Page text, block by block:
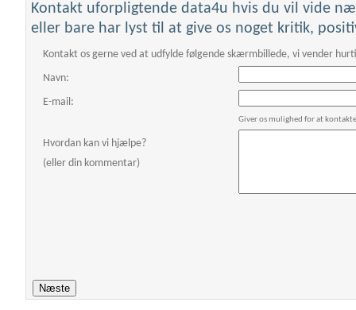
This page can't
Do you own this
Kontakt uforpligtende data4u hvis du vil vide
eller bare har lyst til at give os noget kritik,
Kontakt os gerne ved at udfylde følgende skærmbillede, vi vender
Navn:
E-mail:
Giver os mulighed for at
Hvordan kan vi hjælpe?
(eller din kommentar)